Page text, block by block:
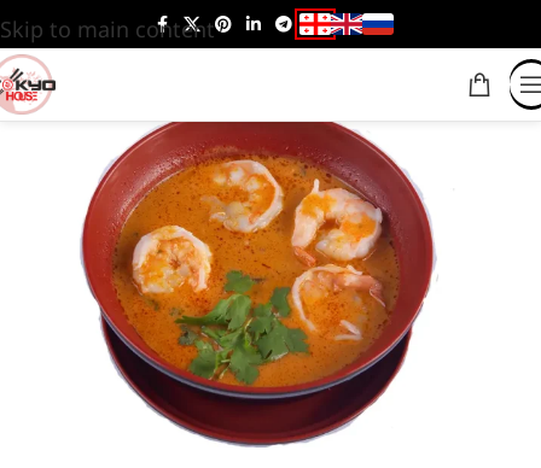
Skip to main content